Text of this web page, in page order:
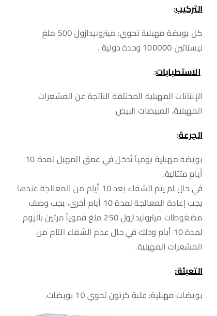
التركيب:
كل بويضة مهبلية تحوي: ميترونيدازول 500 ملغ
نيستاتين 100000 وحدة دولية .
الاستطبابات:
الإنتانات المهبلية المختلفة الناتجة عن المشعرات
المهبلية، المبيضات البيض
الجرعة:
بويضة مهبلية يومياَ تُدخل في عمق المهبل لمدة 10
أيام متتالية.
في حال لم يتم الشفاء بعد 10 أيام من المعالجة عندها
يجب إعادة المعالجة لمدة 10 أيام أخرى، يجب وصف
مضغوطات ميترونيدازول 250 ملغ فموياً مرتين باليوم
لمدة 10 أيام وذلك في حال عدم الشفاء التام من
المشعرات المهبلية.
التعبئة:
بويضات مهبلية: علبة كرتون تحوي 10 بويضات.